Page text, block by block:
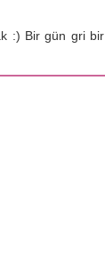
:) Bir gün gri